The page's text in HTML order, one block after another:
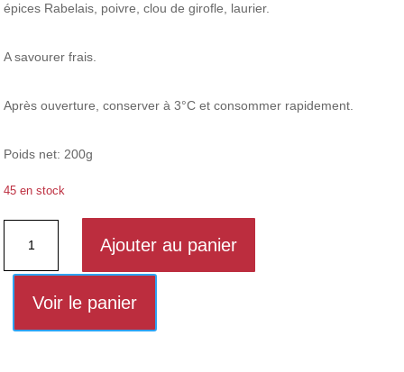
épices Rabelais, poivre, clou de girofle, laurier.
A savourer frais.
Après ouverture, conserver à 3°C et consommer rapidement.
Poids net: 200g
45 en stock
Terrine
Ajouter au panier
Voir le panier